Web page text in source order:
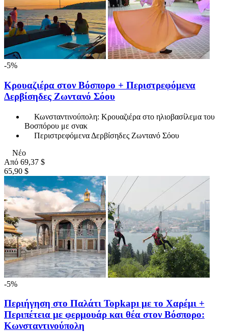
-5%
Κρουαζιέρα στον Βόσπορο + Περιστρεφόμενα
Δερβίσηδες Ζωντανό Σόου
Κωνσταντινούπολη: Κρουαζιέρα στο ηλιοβασίλεμα του
Βοσπόρου με σνακ
Περιστρεφόμενα Δερβίσηδες Ζωντανό Σόου
Νέο
Από 69,37 $
65,90 $
-5%
Περιήγηση στο Παλάτι Topkapı με το Χαρέμι +
Περιπέτεια με φερμουάρ και θέα στον Βόσπορο:
Κωνσταντινούπολη